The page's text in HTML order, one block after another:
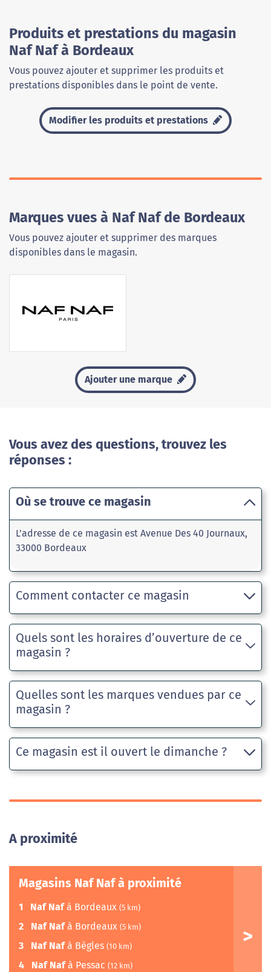
Produits et prestations du magasin
Naf Naf à Bordeaux
Vous pouvez ajouter et supprimer les produits et
prestations disponibles dans le point de vente.
Modifier les produits et prestations
Marques vues à Naf Naf de Bordeaux
Vous pouvez ajouter et supprimer des marques
disponibles dans le magasin.
Ajouter une marque
Vous avez des questions, trouvez les
réponses :
Où se trouve ce magasin
L'adresse de ce magasin est Avenue Des 40 Journaux,
33000 Bordeaux
Comment contacter ce magasin
Quels sont les horaires d’ouverture de ce
magasin ?
Quelles sont les marques vendues par ce
magasin ?
Ce magasin est il ouvert le dimanche ?
A proximité
Magasins Naf Naf à proximité
1 Naf Nafà Bordeaux (5 km)
2 Naf Nafà Bordeaux (5 km)
3 Naf Nafà Bègles (10 km)
4 Naf Nafà Pessac (12 km)